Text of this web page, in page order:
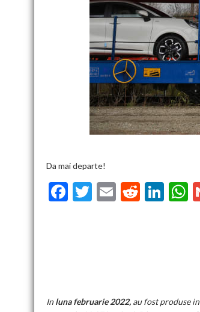
Da mai departe!
F
k
T
E
R
Li
p
Inluna februarie 2022, au fost produse